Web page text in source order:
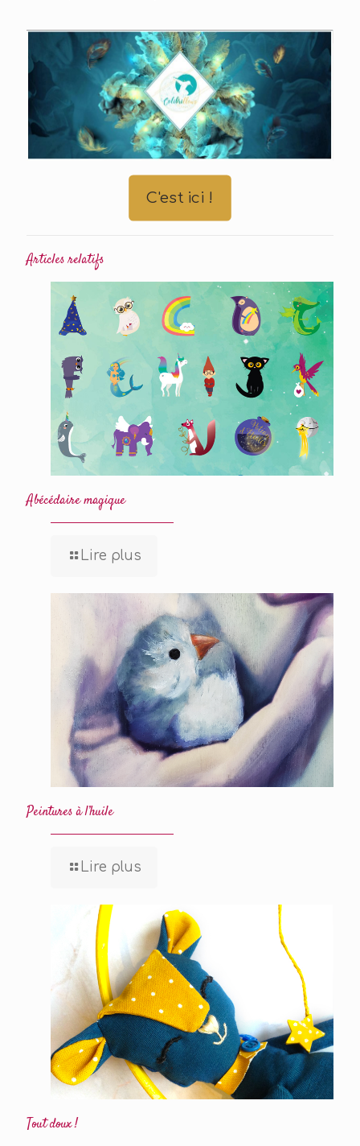
C'est ici !
Articles relatifs
Abécédaire magique
Lire plus
Peintures à l’huile
Lire plus
Tout doux !